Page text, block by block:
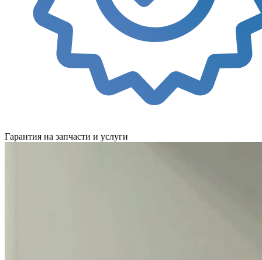
Гарантия на запчасти и услуги